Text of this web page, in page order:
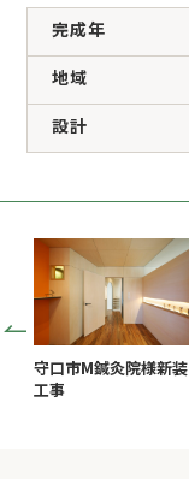
完成年
地域
設計
守口市M鍼灸院様新装
工事